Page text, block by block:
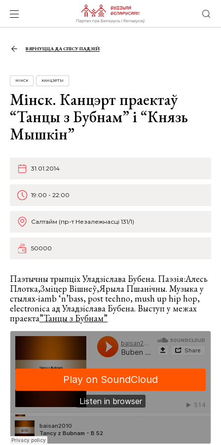
ВЯРНУЦЦА ДА СПІСУ ПАДЗЕЙ
МІНСК КАНЦЭРТЫ
Мінск. Канцэрт праектаў
“Танцы з Бубнам” і “Князь
Мышкін”
31.01.2014
19:00 - 22:00
Салтайм (пр-т Незалежнасці 131/1)
50000
Паэтычны трыпціх Уладзіслава Бубена. Паэзія:Алесь
Плотка,Зміцер Вішнеў,Ярыла Пшанічны. Музыка у
стылях-iamb ‘n’bass, post techno, mush up hip hop,
electronica ад Уладзіслава Бубена. Выступ у межах
праекта”Танцы з Бубнам”